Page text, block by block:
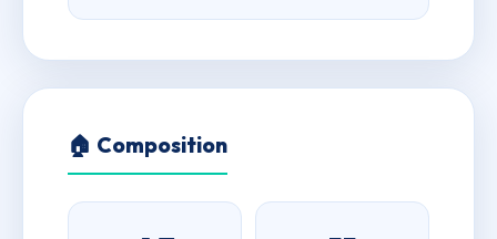
🏠 Composition